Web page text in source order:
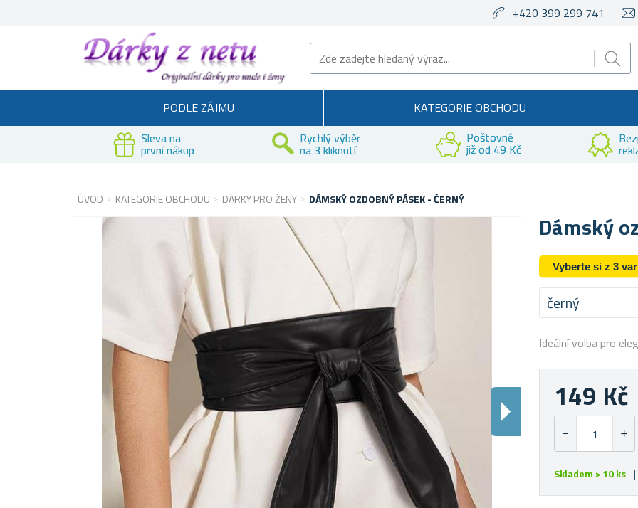
+420 399 299 741
PODLE ZÁJMU KATEGORIE OBCHODU
Sleva na
první nákup
Rychlý výběr
na 3 kliknutí
Poštovné
již od 49 Kč
ÚVOD KATEGORIE OBCHODU DÁRKY PRO ŽENY DÁMSKÝ OZDOBNÝ PÁSEK - ČERNÝ
Dámský
Vyberte si z 3
černý
Ideální volba pro
149 Kč
Skladem > 10 ks